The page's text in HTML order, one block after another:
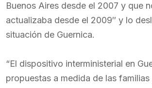
Buenos Aires desde el 2007 y que
actualizaba desde el 2009″ y lo
situación de Guernica.
“El dispositivo interministerial en
propuestas a medida de las